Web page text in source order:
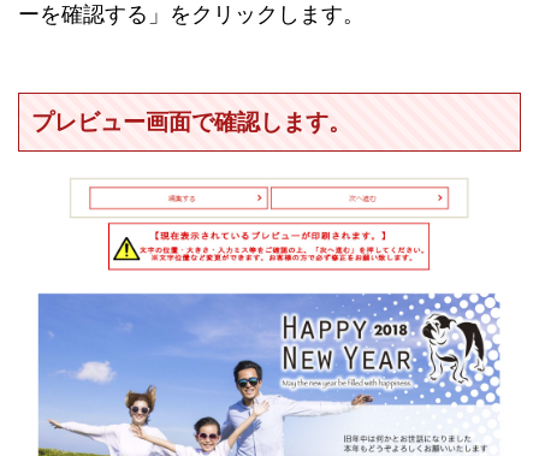
ーを確認する」をクリックします。
プレビュー画面で確認します。